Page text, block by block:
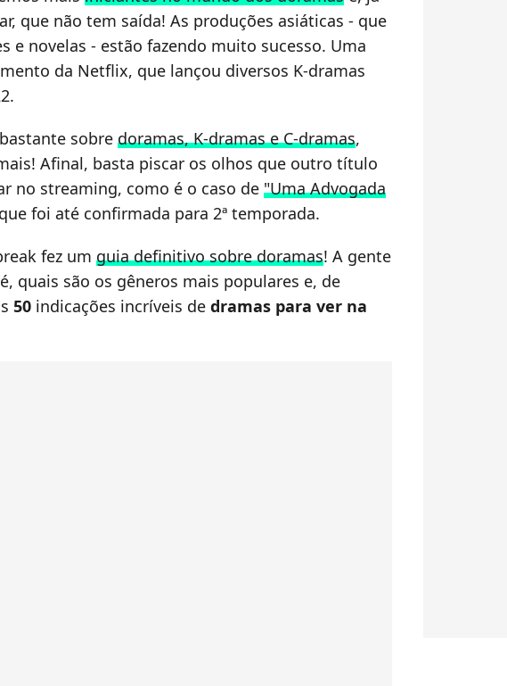
que não tem saída! As produções asiáticas - que
e novelas - estão fazendo muito sucesso. Uma
da Netflix, que lançou diversos K-dramas
sobre doramas, K-dramas e C-dramas,
Afinal, basta piscar os olhos que outro título
no streaming, como é o caso de "Uma Advogada
foi até confirmada para 2ª temporada.
fez um guia definitivo sobre doramas! A gente
quais são os gêneros mais populares e, de
50 indicações incríveis de dramas para ver na